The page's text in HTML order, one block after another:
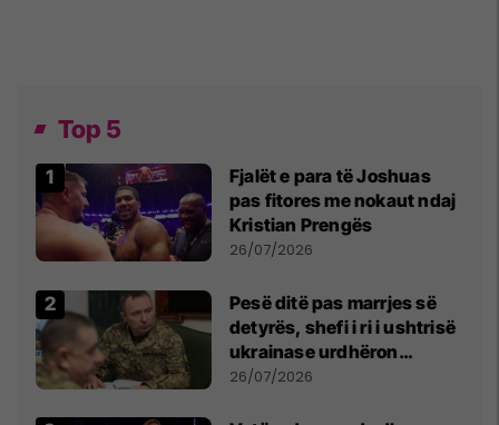
Top 5
Fjalët e para të Joshuas
pas fitores me nokaut ndaj
Kristian Prengës
26/07/2026
Pesë ditë pas marrjes së
detyrës, shefi i ri i ushtrisë
ukrainase urdhëron
kontroll të madh
26/07/2026